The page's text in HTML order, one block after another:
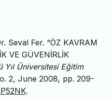
Seval Fer. “ÖZ KAVRAM
VE GÜVENİRLİK
Yıl Üniversitesi Eğitim
2, June 2008, pp. 209-
.